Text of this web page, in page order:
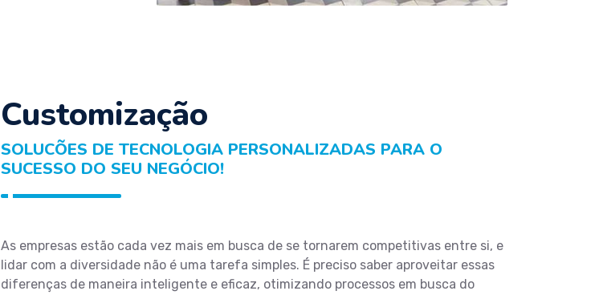
Customização
SOLUCÕES DE TECNOLOGIA PERSONALIZADAS PARA O
SUCESSO DO SEU NEGÓCIO!
As empresas estão cada vez mais em busca de se tornarem competitivas entre si, e
lidar com a diversidade não é uma tarefa simples. É preciso saber aproveitar essas
diferenças de maneira inteligente e eficaz, otimizando processos em busca do